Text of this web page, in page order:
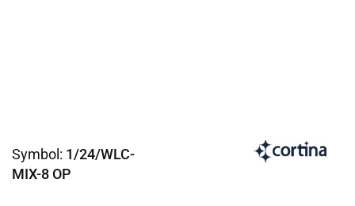
Symbol: 1/24/WLC-
MIX-8 OP